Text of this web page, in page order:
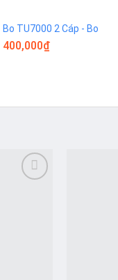
Bo TU7000 2 Cáp - Bo
400,000₫